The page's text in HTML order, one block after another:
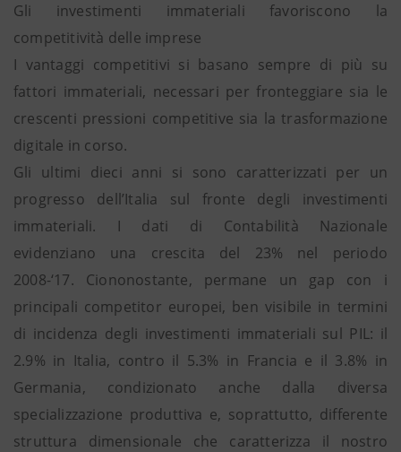
Gli investimenti immateriali favoriscono la
competitività delle imprese
I vantaggi competitivi si basano sempre di più su
fattori immateriali, necessari per fronteggiare sia le
crescenti pressioni competitive sia la trasformazione
digitale in corso.
Gli ultimi dieci anni si sono caratterizzati per un
progresso dell’Italia sul fronte degli investimenti
immateriali. I dati di Contabilità Nazionale
evidenziano una crescita del 23% nel periodo
2008-‘17. Ciononostante, permane un gap con i
principali competitor europei, ben visibile in termini
di incidenza degli investimenti immateriali sul PIL: il
2.9% in Italia, contro il 5.3% in Francia e il 3.8% in
Germania, condizionato anche dalla diversa
specializzazione produttiva e, soprattutto, differente
struttura dimensionale che caratterizza il nostro